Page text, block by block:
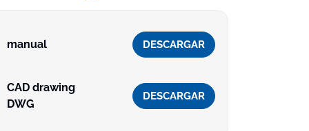
manual DESCARGAR
CAD drawing
DWG
DESCARGAR